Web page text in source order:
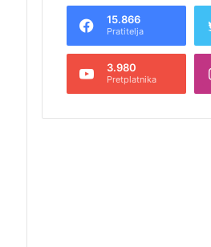
15.866
Pratitelja
3.980
Pretplatnika